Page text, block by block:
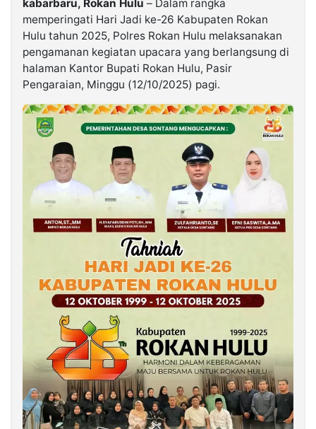
2026
Kabarbaru
kabarbaru, Rokan Hulu – Dalam rangka
memperingati Hari Jadi ke-26 Kabupaten Rokan
Hulu tahun 2025, Polres Rokan Hulu melaksanakan
pengamanan kegiatan upacara yang berlangsung di
halaman Kantor Bupati Rokan Hulu, Pasir
Pengaraian, Minggu (12/10/2025) pagi.